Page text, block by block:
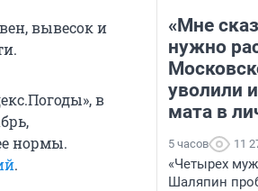
вывесок и
в
нормы.
.
«Мне
нужно
уволили
мата в
5 часов 11
«Четырех
Шаляпин